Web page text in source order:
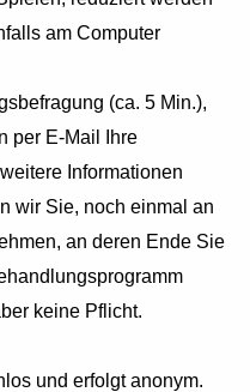
am Computer
(ca. 5 Min.),
per E-Mail Ihre
Informationen
wir Sie, noch einmal an
an deren Ende Sie
keine Pflicht.
und erfolgt anonym.